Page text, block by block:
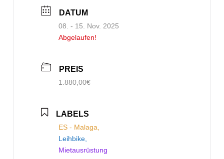
DATUM
08. - 15. Nov. 2025
Abgelaufen!
PREIS
1.880,00€
LABELS
ES - Malaga,
Leihbike,
Mietausrüstung